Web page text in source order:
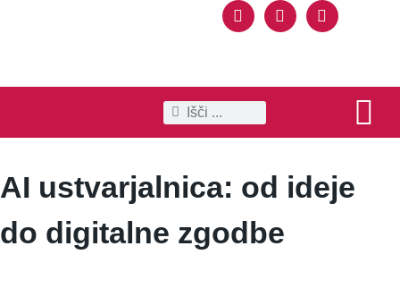
AI ustvarjalnica: od ideje
do digitalne zgodbe